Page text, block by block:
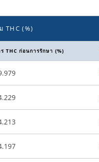
THC (%)
THC ก่อนการรักษา (%)